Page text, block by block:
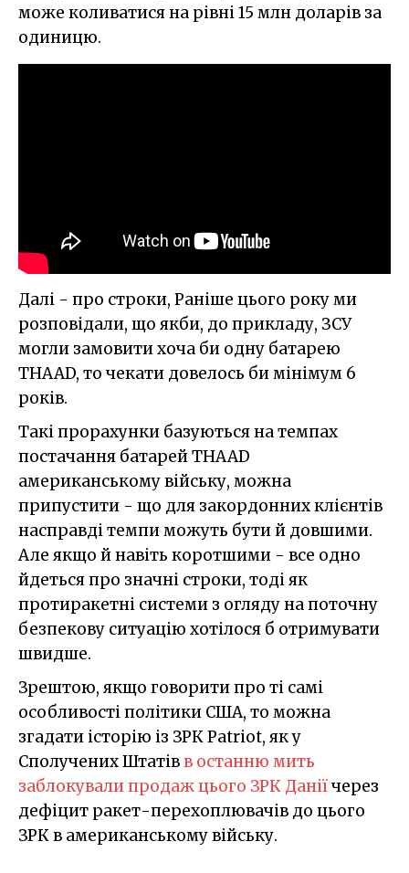
може коливатися на рівні 15 млн доларів за
одиницю.
Далі - про строки, Раніше цього року ми
розповідали, що якби, до прикладу, ЗСУ
могли замовити хоча би одну батарею
THAAD, то чекати довелось би мінімум 6
років.
Такі прорахунки базуються на темпах
постачання батарей THAAD
американському війську, можна
припустити - що для закордонних клієнтів
насправді темпи можуть бути й довшими.
Але якщо й навіть коротшими - все одно
йдеться про значні строки, тоді як
протиракетні системи з огляду на поточну
безпекову ситуацію хотілося б отримувати
швидше.
Зрештою, якщо говорити про ті самі
особливості політики США, то можна
згадати історію із ЗРК Patriot, як у
Сполучених Штатівв останню мить
заблокували продаж цього ЗРК Даніїчерез
дефіцит ракет-перехоплювачів до цього
ЗРК в американському війську.